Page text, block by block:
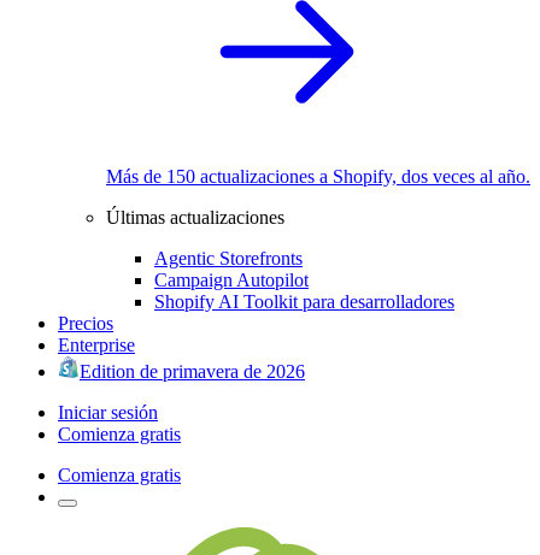
Más de 150 actualizaciones a Shopify, dos veces al año.
Últimas actualizaciones
Agentic Storefronts
Campaign Autopilot
Shopify AI Toolkit para desarrolladores
Precios
Enterprise
Edition de primavera de 2026
Iniciar sesión
Comienza gratis
Comienza gratis